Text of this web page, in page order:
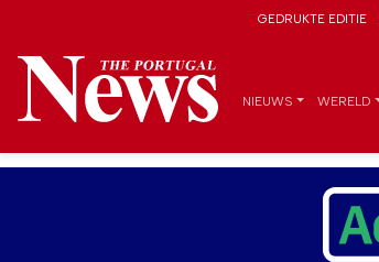
GEDRUKTE EDITIE
NIEUWS WERELD